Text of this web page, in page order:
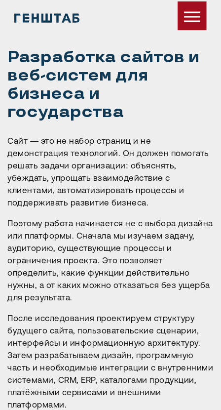
Разработка сайтов и
веб-систем для
бизнеса и
государства
Сайт — это не набор страниц и не
демонстрация технологий. Он должен помогать
решать задачи организации: объяснять,
убеждать, упрощать взаимодействие с
клиентами, автоматизировать процессы и
поддерживать развитие бизнеса.
Поэтому работа начинается не с выбора дизайна
или платформы. Сначала мы изучаем задачу,
аудиторию, существующие процессы и
ограничения проекта. Это позволяет
определить, какие функции действительно
нужны, а от каких можно отказаться без ущерба
для результата.
После исследования проектируем структуру
будущего сайта, пользовательские сценарии,
интерфейсы и информационную архитектуру.
Затем разрабатываем дизайн, программную
часть и необходимые интеграции с внутренними
системами, CRM, ERP, каталогами продукции,
платёжными сервисами и внешними
платформами.